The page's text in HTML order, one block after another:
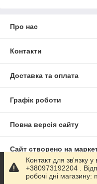
Про нас
Контакти
Доставка та оплата
Графік роботи
Повна версія сайту
Сайт створено на
Політика
Контакт для зв'язку
+380973192204 .
робочі дні магазину: